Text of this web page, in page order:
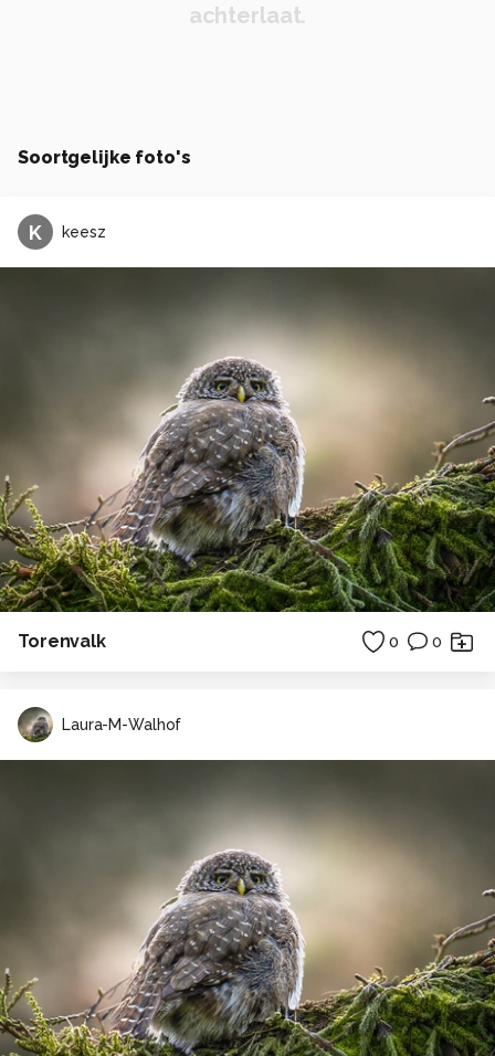
achterlaat.
Soortgelijke foto's
K keesz
Torenvalk 0 0
Laura-M-Walhof